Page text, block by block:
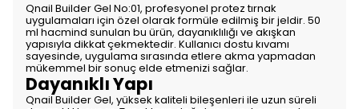
Qnail Builder Gel No:01, profesyonel protez tırnak
uygulamaları için özel olarak formüle edilmiş bir jeldir. 50
ml hacmind sunulan bu ürün, dayanıklılığı ve akışkan
yapısıyla dikkat çekmektedir. Kullanıcı dostu kıvamı
sayesinde, uygulama sırasında etlere akma yapmadan
mükemmel bir sonuç elde etmenizi sağlar.
Dayanıklı Yapı
Qnail Builder Gel, yüksek kaliteli bileşenleri ile uzun süreli